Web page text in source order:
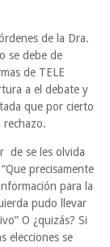
de la Dra.
se debe de
de TELE
a el debate y
que por cierto
rechazo.
de se les olvida
precisamente
para la
pudo llevar
O ¿quizás? Si
elecciones se